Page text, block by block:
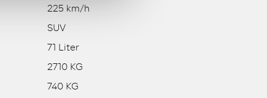
225 km/h
SUV
71 Liter
2710 KG
740 KG